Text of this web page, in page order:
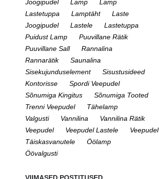
Joogipudel
Lamp
Lamp
Lastetuppa
Lamptäht
Laste
Joogipudel
Lastele
Lastetuppa
Puidust Lamp
Puuvillane Rätik
Puuvillane Sall
Rannalina
Rannarätik
Saunalina
Sisekujunduselement
Sisustusideed
Kontorisse
Spordi Veepudel
Sõnumiga Kingitus
Sõnumiga Tooted
Trenni Veepudel
Tähelamp
Valgusti
Vannilina
Vannilina Rätik
Veepudel
Veepudel Lastele
Veepudel
Täiskasvanutele
Öölamp
Öövalgusti
VIIMASED POSTITUSED